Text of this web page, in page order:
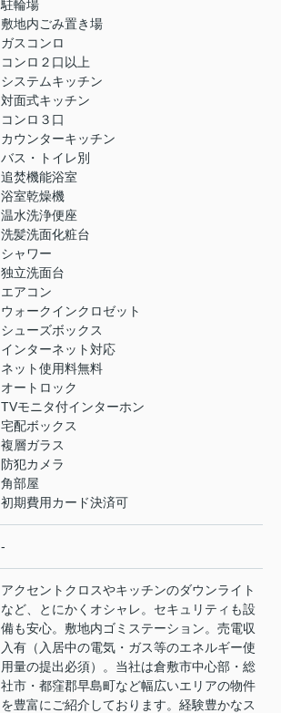
駐輪場
敷地内ごみ置き場
ガスコンロ
コンロ２口以上
システムキッチン
対面式キッチン
コンロ３口
カウンターキッチン
バス・トイレ別
追焚機能浴室
浴室乾燥機
温水洗浄便座
洗髪洗面化粧台
シャワー
独立洗面台
エアコン
ウォークインクロゼット
シューズボックス
インターネット対応
ネット使用料無料
オートロック
TVモニタ付インターホン
宅配ボックス
複層ガラス
防犯カメラ
角部屋
初期費用カード決済可
-
アクセントクロスやキッチンのダウンライト
など、とにかくオシャレ。セキュリティも設
備も安心。敷地内ゴミステーション。売電収
入有（入居中の電気・ガス等のエネルギー使
用量の提出必須）。当社は倉敷市中心部・総
社市・都窪郡早島町など幅広いエリアの物件
を豊富にご紹介しております。経験豊かなス